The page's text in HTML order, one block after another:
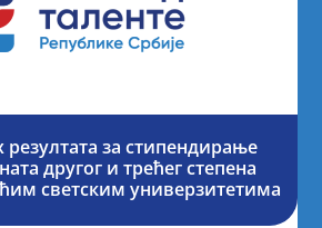
за стипендирање
другог и трећег степена
светским универзитетима